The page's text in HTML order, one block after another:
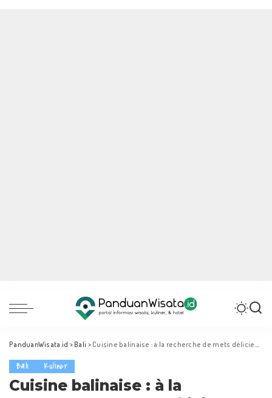
PanduanWisata.id > Bali > Cuisine balinaise : à la recherche de mets délicieux sur l’île des dieux
Bali Kuliner
Cuisine balinaise : à la